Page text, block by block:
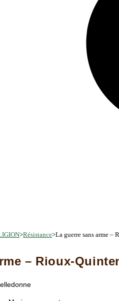
>Résistance>La guerre sans arme
– Rioux-